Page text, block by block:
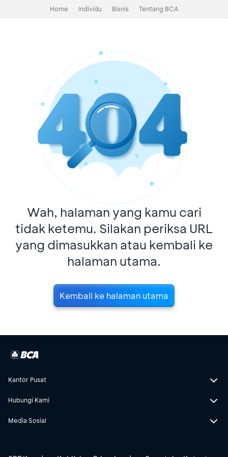
Home Individu Bisnis Tentang BCA
Wah, halaman yang kamu cari
tidak ketemu. Silakan periksa URL
yang dimasukkan atau kembali ke
halaman utama.
Kembali ke halaman utama
Kantor Pusat
Hubungi Kami
Media Sosial